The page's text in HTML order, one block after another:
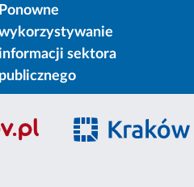
Ponowne
informacji sektora
publicznego